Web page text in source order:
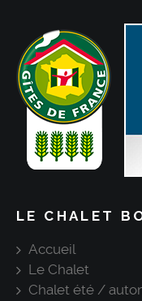
LE CHALET
Accueil
Le Chalet
Chalet été /